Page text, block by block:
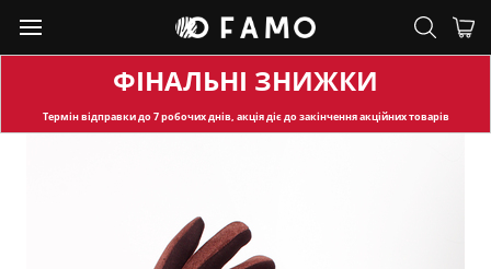
ФІНАЛЬНІ ЗНИЖКИ
Термін відправкидо 7 робочих днів, акція діє до закінчення акційних товарів